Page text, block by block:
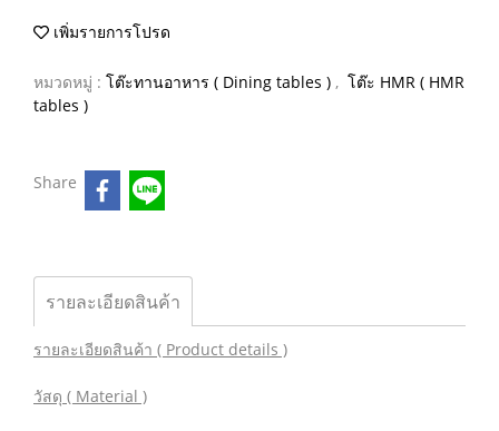
เพิ่มรายการโปรด
หมวดหมู่ : โต๊ะทานอาหาร ( Dining tables ) , โต๊ะ HMR ( HMR
tables )
Share
รายละเอียดสินค้า
รายละเอียดสินค้า ( Product details )
วัสดุ ( Material )